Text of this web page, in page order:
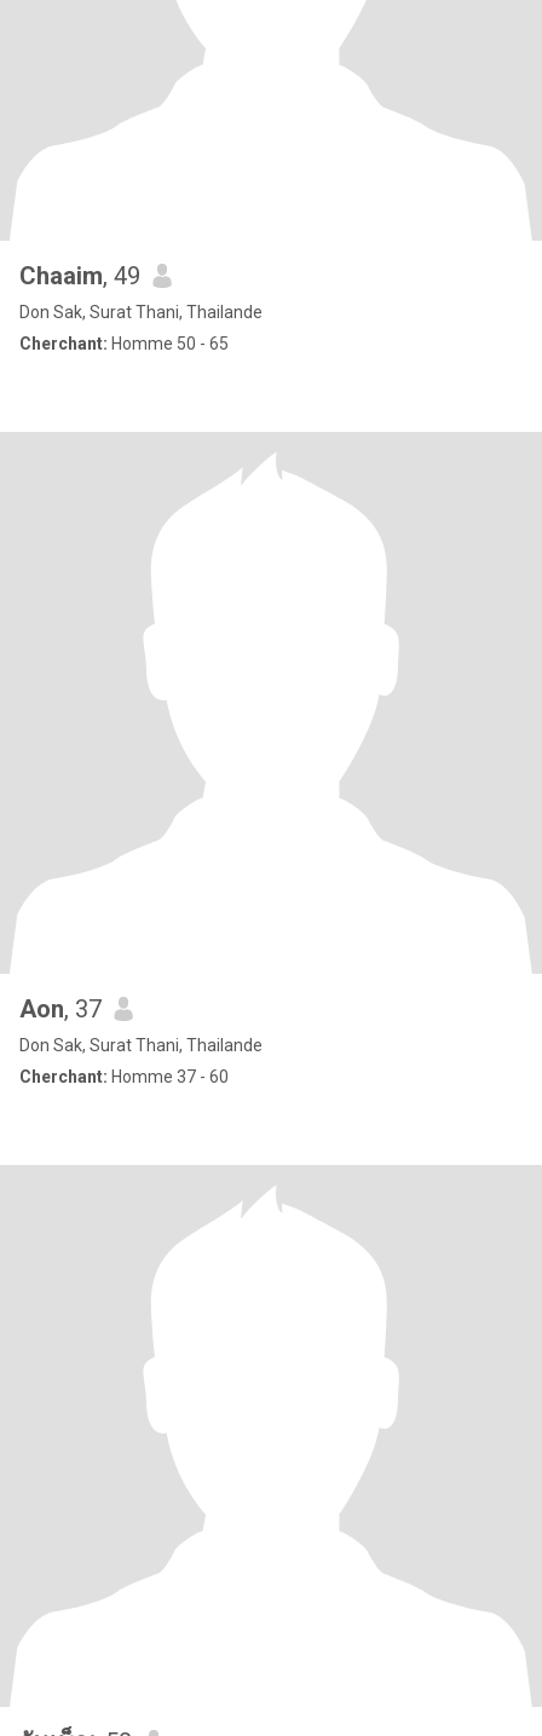
Chaaim, 49
Don Sak, Surat Thani, Thailande
Cherchant: Homme 50 - 65
Aon, 37
Don Sak, Surat Thani, Thailande
Cherchant: Homme 37 - 60